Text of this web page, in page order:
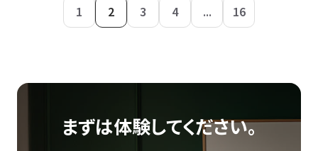
1 2 3 4 ... 16
まずは体験してください。